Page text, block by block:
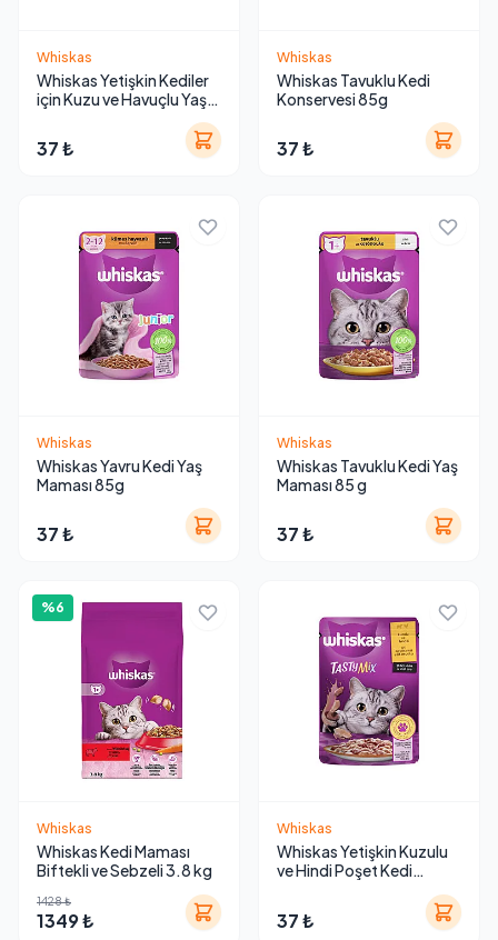
Whiskas
Whiskas Yetişkin Kediler
için Kuzu ve Havuçlu Yaş
37 ₺
Whiskas
Whiskas Tavuklu Kedi
Konservesi 85g
37 ₺
Whiskas
Whiskas Yavru Kedi Yaş
Maması 85g
37 ₺
Whiskas
Whiskas Tavuklu Kedi Yaş
Maması 85 g
37 ₺
%6
Whiskas
Whiskas Kedi Maması
Biftekli ve Sebzeli 3.8 kg
1428 ₺
1349 ₺
Whiskas
Whiskas Yetişkin Kuzulu
ve Hindi Poşet Kedi
37 ₺